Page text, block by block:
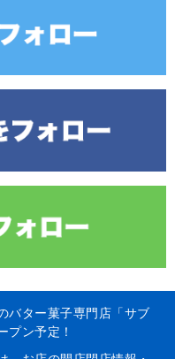
バター菓子専門店「サブ
プン予定！